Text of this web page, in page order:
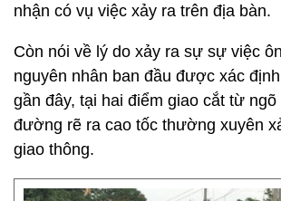
nhận có vụ việc xảy ra trên địa bàn.
Còn nói về lý do xảy ra sự sự việc
nguyên nhân ban đầu được xác
gần đây, tại hai điểm giao cắt từ
đường rẽ ra cao tốc thường xuyên
giao thông.